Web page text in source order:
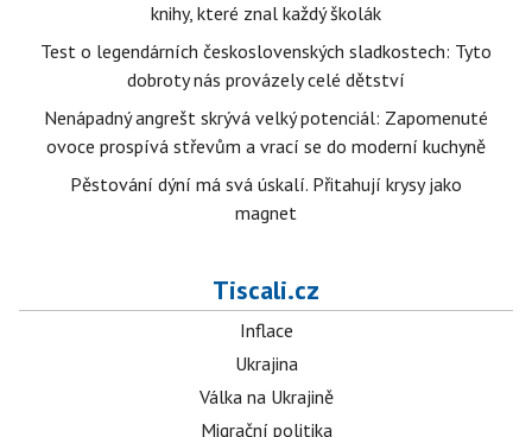
knihy, které znal každý školák
Test o legendárních československých sladkostech: Tyto
dobroty nás provázely celé dětství
Nenápadný angrešt skrývá velký potenciál: Zapomenuté
ovoce prospívá střevům a vrací se do moderní kuchyně
Pěstování dýní má svá úskalí. Přitahují krysy jako
magnet
Tiscali.cz
Inflace
Ukrajina
Válka na Ukrajině
Migrační politika